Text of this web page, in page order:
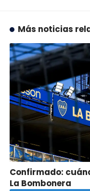
Más noticias
Confirmado:
La Bombonera